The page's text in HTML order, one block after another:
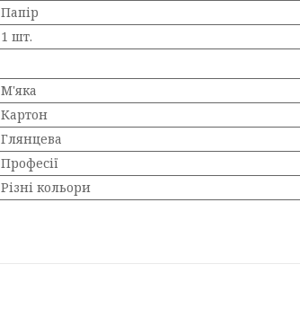
Папір
1 шт.
М'яка
Картон
Глянцева
Професії
Різні кольори